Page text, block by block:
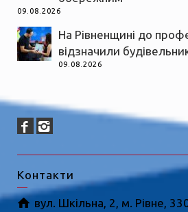
09.08.2026
На Рівненщині до
відзначили
09.08.2026
Контакти
вул. Шкільна, 2, м. Рівне,